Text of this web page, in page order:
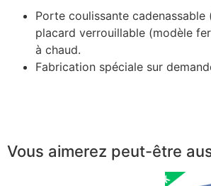
Porte coulissante cadenassable
placard verrouillable (modèle
à chaud.
Fabrication spéciale sur
Vous aimerez peut-être